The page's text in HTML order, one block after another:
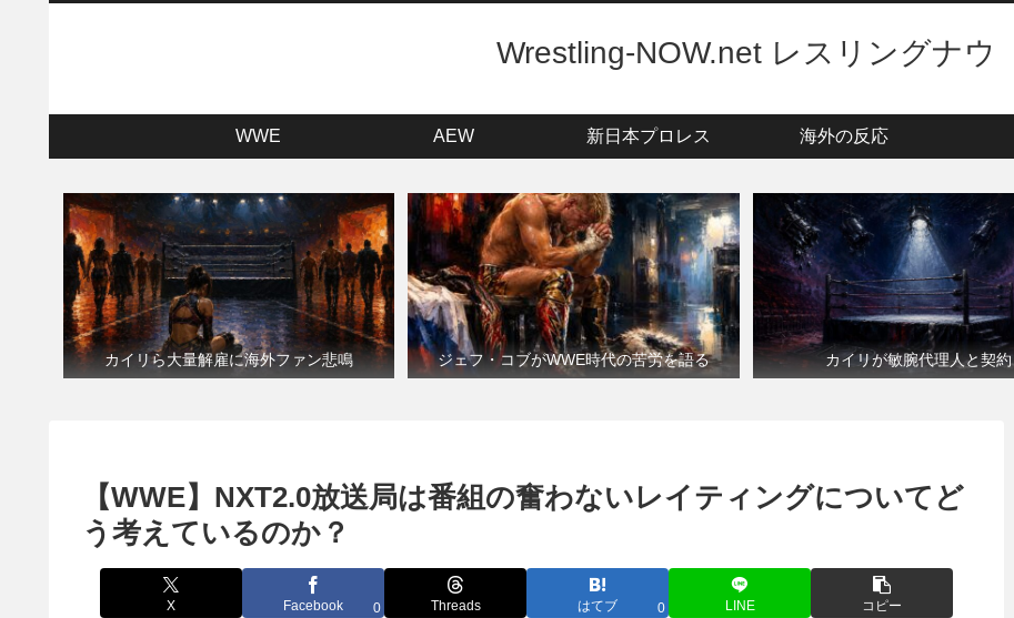
Wrestling-NOW.net レスリングナウ
WWE AEW 新日本プロレス 海外の反応
カイリら大量解雇に海外ファン悲鳴 ジェフ・コブがWWE時代の苦労を語る カイリが敏腕代理人と契約
【WWE】NXT2.0放送局は番組の奮わないレイティングについてど
う考えているのか？
X Facebook 0 Threads はてブ 0 LINE コピー